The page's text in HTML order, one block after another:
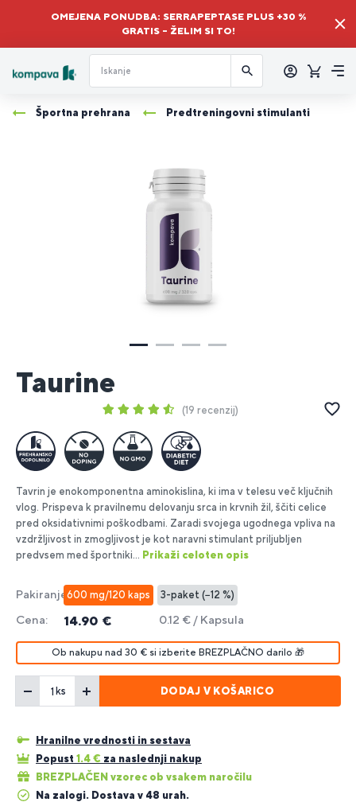
OMEJENA PONUDBA: SERRAPEPTASE PLUS +30 %
GRATIS – ŽELIM SI TO!
Športna prehrana Predtreningovni stimulanti
Taurine
19 recenzij
Tavrin je enokomponentna aminokislina, ki ima v telesu več ključnih
vlog. Prispeva k pravilnemu delovanju srca in krvnih žil, ščiti celice
pred oksidativnimi poškodbami. Zaradi svojega ugodnega vpliva na
vzdržljivost in zmogljivost je kot naravni stimulant priljubljen
predvsem med športniki... Prikaži celoten opis
Pakiranje:600 mg/120 kaps 3-paket (−12 %)
Cena: 14.90 € 0.12 € / Kapsula
Ob nakupu nad 30 € si izberite BREZPLAČNO darilo 🎁
ks DODAJ V KOŠARICO
Hranilne vrednosti in sestava
Popust 1.4 € za naslednji nakup
BREZPLAČEN vzorec ob vsakem naročilu
Na zalogi. Dostava v 48 urah.